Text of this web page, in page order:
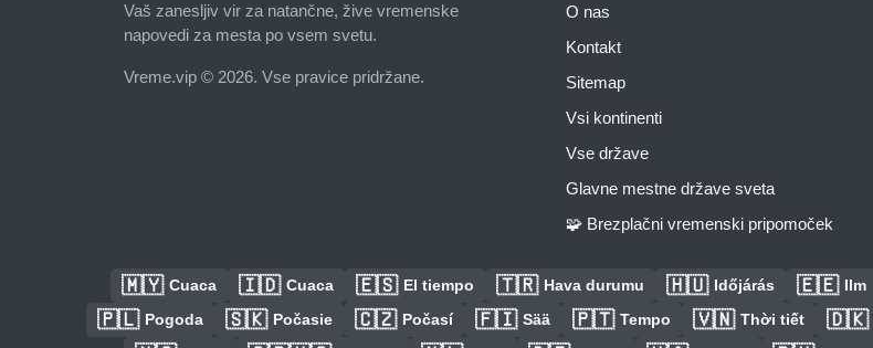
Vaš zanesljiv vir za natančne, žive vremenske
napovedi za mesta po vsem svetu.
Vreme.vip © 2026. Vse pravice pridržane.
O nas
Kontakt
Sitemap
Vsi kontinenti
Vse države
Glavne mestne države sveta
🧩 Brezplačni vremenski pripomoček
🇲🇾 Cuaca 🇮🇩 Cuaca 🇪🇸 El tiempo 🇹🇷 Hava durumu 🇭🇺 Időjárás 🇪🇪 Ilm
🇵🇱 Pogoda 🇸🇰 Počasie 🇨🇿 Počasí 🇫🇮 Sää 🇵🇹 Tempo 🇻🇳 Thời tiết 🇩🇰